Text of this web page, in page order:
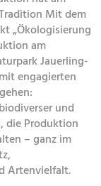
Mit dem
„Ökologisierung
am
Jauerling-
engagierten
und
die Produktion
– ganz im
Artenvielfalt.